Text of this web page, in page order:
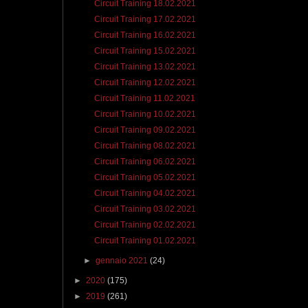
Circuit Training 18.02.2021
Circuit Training 17.02.2021
Circuit Training 16.02.2021
Circuit Training 15.02.2021
Circuit Training 13.02.2021
Circuit Training 12.02.2021
Circuit Training 11.02.2021
Circuit Training 10.02.2021
Circuit Training 09.02.2021
Circuit Training 08.02.2021
Circuit Training 06.02.2021
Circuit Training 05.02.2021
Circuit Training 04.02.2021
Circuit Training 03.02.2021
Circuit Training 02.02.2021
Circuit Training 01.02.2021
►gennaio 2021(24)
► 2020 (175)
► 2019 (261)